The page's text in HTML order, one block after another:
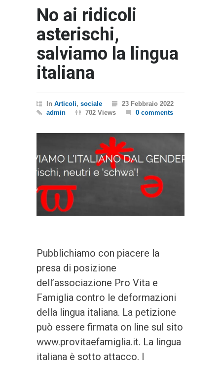
No ai ridicoli
asterischi,
salviamo la lingua
italiana
In Articoli, sociale
23 Febbraio 2022
admin
702 Views 0 comments
Pubblichiamo con piacere la
presa di posizione
dell’associazione Pro Vita e
Famiglia contro le deformazioni
della lingua italiana. La petizione
può essere firmata on line sul sito
www.provitaefamiglia.it. La lingua
italiana è sotto attacco. I